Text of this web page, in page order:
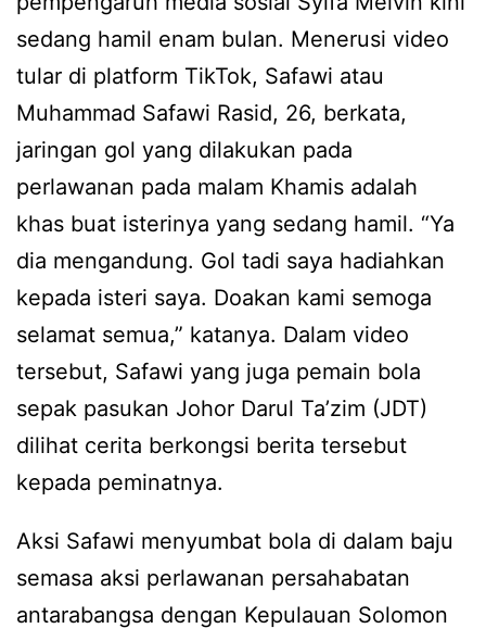
sedang hamil enam bulan. Menerusi video
tular di platform TikTok, Safawi atau
Muhammad Safawi Rasid, 26, berkata,
jaringan gol yang dilakukan pada
perlawanan pada malam Khamis adalah
khas buat isterinya yang sedang hamil. “Ya
dia mengandung. Gol tadi saya hadiahkan
kepada isteri saya. Doakan kami semoga
selamat semua,” katanya. Dalam video
tersebut, Safawi yang juga pemain bola
sepak pasukan Johor Darul Ta’zim (JDT)
dilihat cerita berkongsi berita tersebut
kepada peminatnya.
Aksi Safawi menyumbat bola di dalam baju
semasa aksi perlawanan persahabatan
antarabangsa dengan Kepulauan Solomon